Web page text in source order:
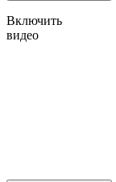
Включить
видео